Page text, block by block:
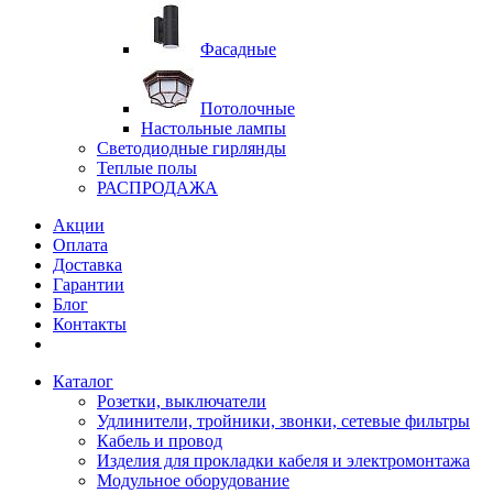
Фасадные
Потолочные
Настольные лампы
Светодиодные гирлянды
Теплые полы
РАСПРОДАЖА
Акции
Оплата
Доставка
Гарантии
Блог
Контакты
Каталог
Розетки, выключатели
Удлинители, тройники, звонки, сетевые фильтры
Кабель и провод
Изделия для прокладки кабеля и электромонтажа
Модульное оборудование